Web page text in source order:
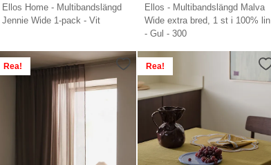
Ellos Home - Multibandslängd
Jennie Wide 1-pack - Vit
Ellos - Multibandslängd Malva
Wide extra bred, 1 st i 100% lin
- Gul - 300
Rea! Rea!